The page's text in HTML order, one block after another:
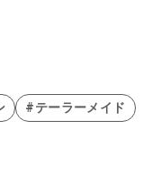
#テーラーメイド